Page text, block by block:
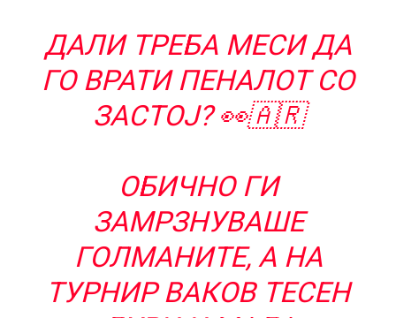
ДАЛИ ТРЕБА МЕСИ ДА
ГО ВРАТИ ПЕНАЛОТ СО
ЗАСТОЈ? 👀🇦🇷
ОБИЧНО ГИ
ЗАМРЗНУВАШЕ
ГОЛМАНИТЕ, А НА
ТУРНИР ВАКОВ ТЕСЕН